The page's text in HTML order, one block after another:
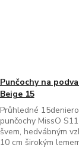
Punčochy na
Beige 15
Průhledné
punčochy MissO
švem, hedvábným
10 cm širokým